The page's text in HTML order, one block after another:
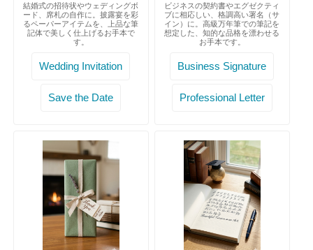
結婚式の招待状やウェディングボ
ード、席札の自作に。披露宴を彩
るペーパーアイテムを、上品な筆
記体で美しく仕上げるお手本で
す。
Wedding Invitation
Save the Date
ビジネスの契約書やエグゼクティ
ブに相応しい、格調高い署名（サ
イン）に。高級万年筆での筆記を
想定した、知的な品格を漂わせる
お手本です。
Business Signature
Professional Letter